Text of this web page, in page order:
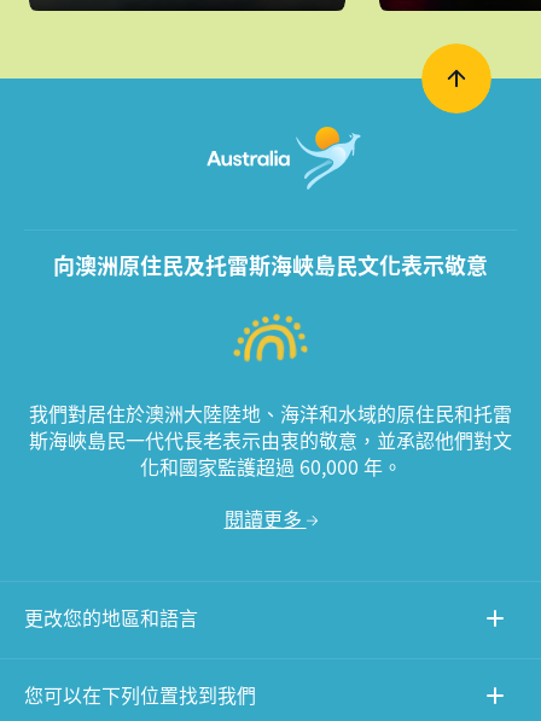
向澳洲原住民及托雷斯海峽島民文化表示敬意
我們對居住於澳洲大陸陸地、海洋和水域的原住民和托雷
斯海峽島民一代代長老表示由衷的敬意，並承認他們對文
化和國家監護超過 60,000 年。
閱讀更多
更改您的地區和語言
您可以在下列位置找到我們